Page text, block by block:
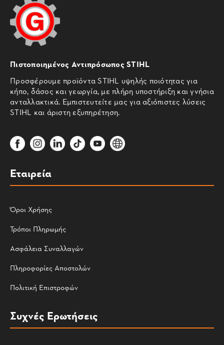
Πιστοποιημένος Αντιπρόσωπος STIHL
Προσφέρουμε προϊόντα STIHL υψηλής ποιότητας για
κήπο, δάσος και γεωργία, με πλήρη υποστήριξη και γνήσια
ανταλλακτικά. Εμπιστευτείτε μας για αξιόπιστες λύσεις
STIHL και άριστη εξυπηρέτηση.
Εταιρεία
Όροι Χρήσης
Τρόποι Πληρωμής
Ασφάλεια Συναλλαγών
Πληροφορίες Αποστολών
Πολιτική Επιστροφών
Συχνές Ερωτήσεις